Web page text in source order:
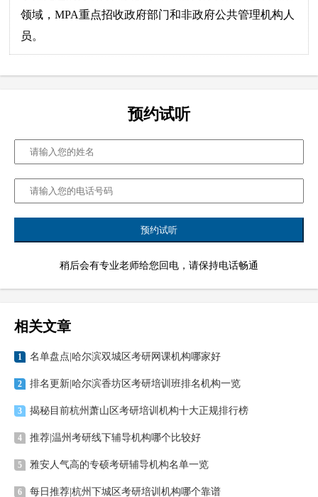
领域，MPA重点招收政府部门和非政府公共管理机构人
员。
预约试听
稍后会有专业老师给您回电，请保持电话畅通
相关文章
1 名单盘点|哈尔滨双城区考研网课机构哪家好
2 排名更新|哈尔滨香坊区考研培训班排名机构一览
3 揭秘目前杭州萧山区考研培训机构十大正规排行榜
4 推荐|温州考研线下辅导机构哪个比较好
5 雅安人气高的专硕考研辅导机构名单一览
6 每日推荐|杭州下城区考研培训机构哪个靠谱